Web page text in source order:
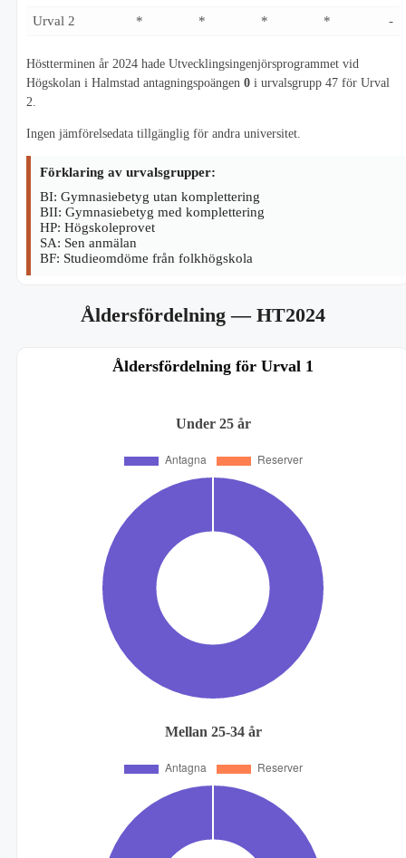
Urval 2
* * * * -
Höstterminen år 2024 hade Utvecklingsingenjörsprogrammet vid
Högskolan i Halmstad antagningspoängen 0 i urvalsgrupp 47 för Urval
2.
Ingen jämförelsedata tillgänglig för andra universitet.
Förklaring av urvalsgrupper:
BI: Gymnasiebetyg utan komplettering
BII: Gymnasiebetyg med komplettering
HP: Högskoleprovet
SA: Sen anmälan
BF: Studieomdöme från folkhögskola
Åldersfördelning— HT2024
Åldersfördelning för Urval 1
Under 25 år
Mellan 25-34 år